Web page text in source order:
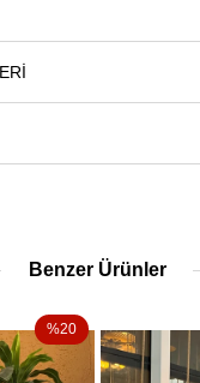
Benzer Ürünler
%20